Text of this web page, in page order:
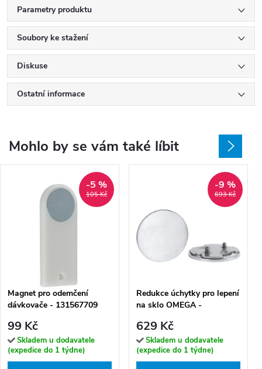
Parametry produktu
Soubory ke stažení
Diskuse
Ostatní informace
Mohlo by se vám také líbit
105 Kč
-5 %
Magnet pro odemčení
dávkovače - 131567709
99 Kč
Skladem u dodavatele
(expedice do 1 týdne)
693 Kč
-9 %
Redukce úchytky pro lepení
na sklo OMEGA -
629 Kč
Skladem u dodavatele
(expedice do 1 týdne)